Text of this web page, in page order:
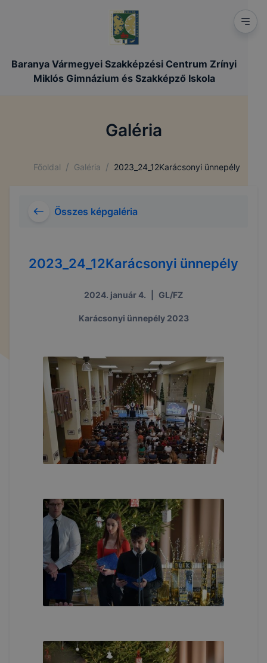
Baranya Vármegyei Szakképzési Centrum Zrínyi
Miklós Gimnázium és Szakképző Iskola
Galéria
Főoldal / Galéria / 2023_24_12Karácsonyi ünnepély
Összes képgaléria
2023_24_12Karácsonyi ünnepély
2024. január 4. GL/FZ
Karácsonyi ünnepély 2023